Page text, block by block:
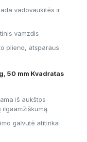
vadovaukitės ir
vamzdis
plieno, atsparaus
50 mm Kvadratas
iš aukštos
galvutė atitinka